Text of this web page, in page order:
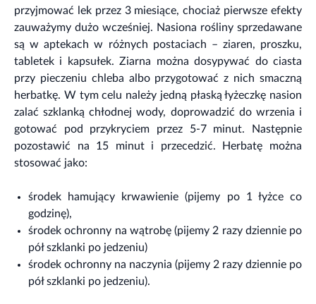
przyjmować lek przez 3 miesiące, chociaż pierwsze efekty
zauważymy dużo wcześniej. Nasiona rośliny sprzedawane
są w aptekach w różnych postaciach – ziaren, proszku,
tabletek i kapsułek. Ziarna można dosypywać do ciasta
przy pieczeniu chleba albo przygotować z nich smaczną
herbatkę. W tym celu należy jedną płaską łyżeczkę nasion
zalać szklanką chłodnej wody, doprowadzić do wrzenia i
gotować pod przykryciem przez 5-7 minut. Następnie
pozostawić na 15 minut i przecedzić. Herbatę można
stosować jako:
środek hamujący krwawienie (pijemy po 1 łyżce co
godzinę),
środek ochronny na wątrobę (pijemy 2 razy dziennie po
pół szklanki po jedzeniu)
środek ochronny na naczynia (pijemy 2 razy dziennie po
pół szklanki po jedzeniu).